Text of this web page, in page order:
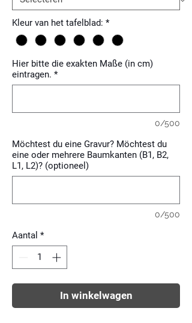
Kleur van het tafelblad: *
Hier bitte die exakten Maße (in cm)
eintragen. *
0/500
Möchtest du eine Gravur? Möchtest du
eine oder mehrere Baumkanten (B1, B2,
L1, L2)? (optioneel)
0/500
Aantal *
In winkelwagen